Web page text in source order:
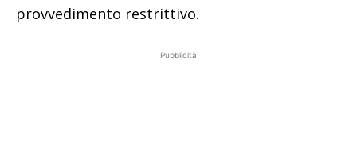
provvedimento restrittivo.
Pubblicità